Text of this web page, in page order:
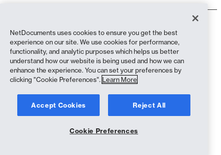
Política de privacidade
Política de privacidade (residentes na Califórnia)
Declaração contra a Escravidão
Política de cookies
Conformidade
Copyright © 2026 NetDocuments Software, Inc. Todos os direitos
NetDocuments uses cookies to ensure you get the best
experience on our site. We use cookies for performance,
functionality, and analytic purposes which helps us better
understand how our website is being used and how we can
enhance the experience. You can set your preferences by
clicking "Cookie Preferences". Learn More
Accept Cookies Reject All
Cookie Preferences